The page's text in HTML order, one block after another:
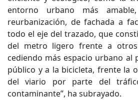
entorno urbano más
reurbanización, de fachada a
todo el eje del trazado, que
del metro ligero frente a otros
cediendo más espacio urbano al
público y a la bicicleta, frente la
del viario por parte del
contaminante”, ha subrayado.